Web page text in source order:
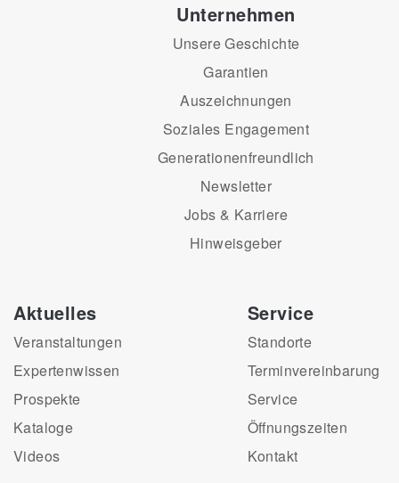
Unternehmen
Unsere Geschichte
Garantien
Auszeichnungen
Soziales Engagement
Generationenfreundlich
Newsletter
Jobs & Karriere
Hinweisgeber
Aktuelles
Veranstaltungen
Expertenwissen
Prospekte
Kataloge
Videos
Service
Standorte
Terminvereinbarung
Service
Öffnungszeiten
Kontakt